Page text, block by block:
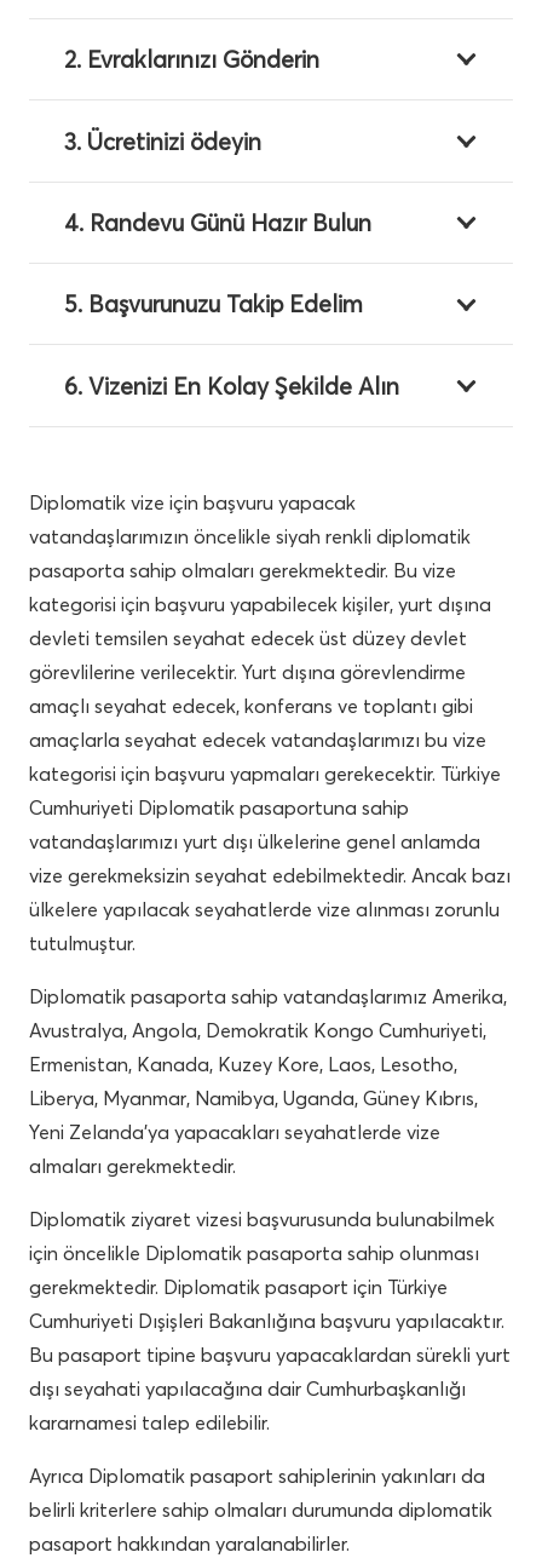
2. Evraklarınızı Gönderin
3. Ücretinizi ödeyin
4. Randevu Günü Hazır Bulun
5. Başvurunuzu Takip Edelim
6. Vizenizi En Kolay Şekilde Alın
Diplomatik vize için başvuru yapacak
vatandaşlarımızın öncelikle siyah renkli diplomatik
pasaporta sahip olmaları gerekmektedir. Bu vize
kategorisi için başvuru yapabilecek kişiler, yurt dışına
devleti temsilen seyahat edecek üst düzey devlet
görevlilerine verilecektir. Yurt dışına görevlendirme
amaçlı seyahat edecek, konferans ve toplantı gibi
amaçlarla seyahat edecek vatandaşlarımızı bu vize
kategorisi için başvuru yapmaları gerekecektir. Türkiye
Cumhuriyeti Diplomatik pasaportuna sahip
vatandaşlarımızı yurt dışı ülkelerine genel anlamda
vize gerekmeksizin seyahat edebilmektedir. Ancak bazı
ülkelere yapılacak seyahatlerde vize alınması zorunlu
tutulmuştur.
Diplomatik pasaporta sahip vatandaşlarımız Amerika,
Avustralya, Angola, Demokratik Kongo Cumhuriyeti,
Ermenistan, Kanada, Kuzey Kore, Laos, Lesotho,
Liberya, Myanmar, Namibya, Uganda, Güney Kıbrıs,
Yeni Zelanda’ya yapacakları seyahatlerde vize
almaları gerekmektedir.
Diplomatik ziyaret vizesi başvurusunda bulunabilmek
için öncelikle Diplomatik pasaporta sahip olunması
gerekmektedir. Diplomatik pasaport için Türkiye
Cumhuriyeti Dışişleri Bakanlığına başvuru yapılacaktır.
Bu pasaport tipine başvuru yapacaklardan sürekli yurt
dışı seyahati yapılacağına dair Cumhurbaşkanlığı
kararnamesi talep edilebilir.
Ayrıca Diplomatik pasaport sahiplerinin yakınları da
belirli kriterlere sahip olmaları durumunda diplomatik
pasaport hakkından yaralanabilirler.